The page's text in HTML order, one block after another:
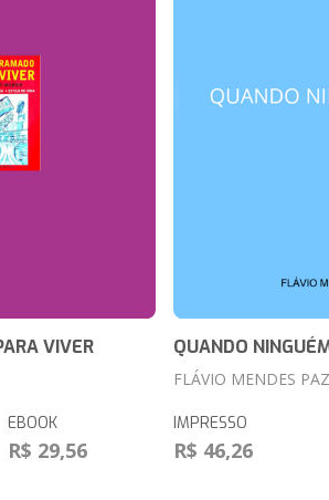
VIVER
EBOOK
R$ 29,56
QUANDO
FLÁVIO MENDES PAZ
IMPRESSO
R$ 46,26